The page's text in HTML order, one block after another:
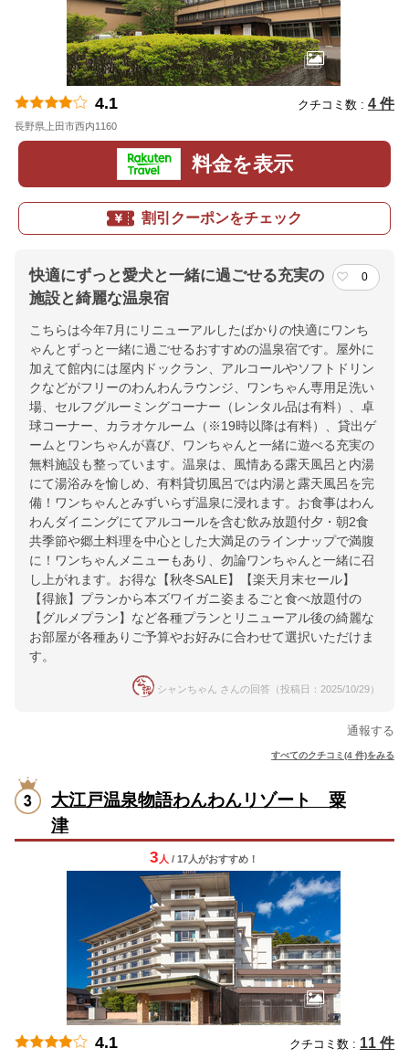
4.1 クチコミ数 : 4 件
長野県上田市西内1160
料金を表示
割引クーポンをチェック
快適にずっと愛犬と一緒に過ごせる充実の
施設と綺麗な温泉宿
0
こちらは今年7月にリニューアルしたばかりの快適にワンち
ゃんとずっと一緒に過ごせるおすすめの温泉宿です。屋外に
加えて館内には屋内ドックラン、アルコールやソフトドリン
クなどがフリーのわんわんラウンジ、ワンちゃん専用足洗い
場、セルフグルーミングコーナー（レンタル品は有料）、卓
球コーナー、カラオケルーム（※19時以降は有料）、貸出ゲ
ームとワンちゃんが喜び、ワンちゃんと一緒に遊べる充実の
無料施設も整っています。温泉は、風情ある露天風呂と内湯
にて湯浴みを愉しめ、有料貸切風呂では内湯と露天風呂を完
備！ワンちゃんとみずいらず温泉に浸れます。お食事はわん
わんダイニングにてアルコールを含む飲み放題付夕・朝2食
共季節や郷土料理を中心とした大満足のラインナップで満腹
に！ワンちゃんメニューもあり、勿論ワンちゃんと一緒に召
し上がれます。お得な【秋冬SALE】【楽天月末セール】
【得旅】プランから本ズワイガニ姿まるごと食べ放題付の
【グルメプラン】など各種プランとリニューアル後の綺麗な
お部屋が各種ありご予算やお好みに合わせて選択いただけま
す。
シャンちゃん さんの回答（投稿日：2025/10/29）
通報する
すべてのクチコミ(4 件)をみる
大江戸温泉物語わんわんリゾート 粟
津
3 人 / 17人がおすすめ！
4.1 クチコミ数 : 11 件